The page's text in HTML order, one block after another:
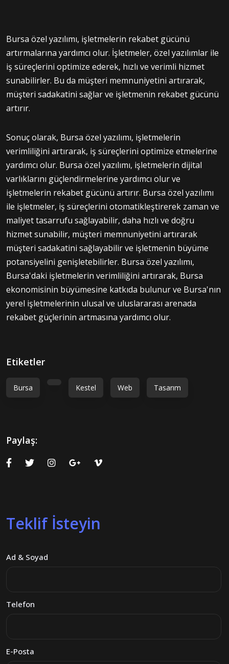
Bursa özel yazılımı, işletmelerin rekabet gücünü
artırmalarına yardımcı olur. İşletmeler, özel yazılımlar ile
iş süreçlerini optimize ederek, hızlı ve verimli hizmet
sunabilirler. Bu da müşteri memnuniyetini artırarak,
müşteri sadakatini sağlar ve işletmenin rekabet gücünü
artırır.
Sonuç olarak, Bursa özel yazılımı, işletmelerin
verimliliğini artırarak, iş süreçlerini optimize etmelerine
yardımcı olur. Bursa özel yazılımı, işletmelerin dijital
varlıklarını güçlendirmelerine yardımcı olur ve
işletmelerin rekabet gücünü artırır. Bursa özel yazılımı
ile işletmeler, iş süreçlerini otomatikleştirerek zaman ve
maliyet tasarrufu sağlayabilir, daha hızlı ve doğru
hizmet sunabilir, müşteri memnuniyetini artırarak
müşteri sadakatini sağlayabilir ve işletmenin büyüme
potansiyelini genişletebilirler. Bursa özel yazılımı,
Bursa'daki işletmelerin verimliliğini artırarak, Bursa
ekonomisinin büyümesine katkıda bulunur ve Bursa'nın
yerel işletmelerinin ulusal ve uluslararası arenada
rekabet güçlerinin artmasına yardımcı olur.
Etiketler
Bursa Kestel Web Tasarım
Paylaş:
Teklif İsteyin
Ad & Soyad
Telefon
E-Posta